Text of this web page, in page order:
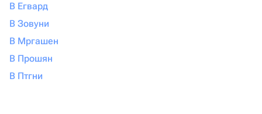
В Егвард
В Зовуни
В Мргашен
В Прошян
В Птгни